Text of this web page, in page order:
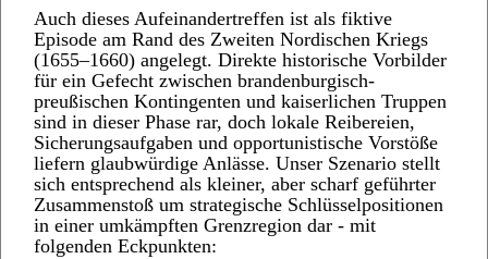
Auch dieses Aufeinandertreffen ist als fiktive
Episode am Rand des Zweiten Nordischen Kriegs
(1655–1660) angelegt. Direkte historische Vorbilder
für ein Gefecht zwischen brandenburgisch-
preußischen Kontingenten und kaiserlichen Truppen
sind in dieser Phase rar, doch lokale Reibereien,
Sicherungsaufgaben und opportunistische Vorstöße
liefern glaubwürdige Anlässe. Unser Szenario stellt
sich entsprechend als kleiner, aber scharf geführter
Zusammenstoß um strategische Schlüsselpositionen
in einer umkämpften Grenzregion dar - mit
folgenden Eckpunkten: